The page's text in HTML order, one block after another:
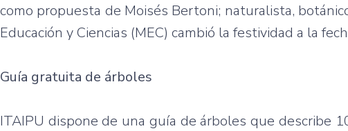
como propuesta de Moisés Bertoni; naturalista,
Educación y Ciencias (MEC) cambió la festividad a la
Guía gratuita de árboles
ITAIPU dispone de una guía de árboles que describe